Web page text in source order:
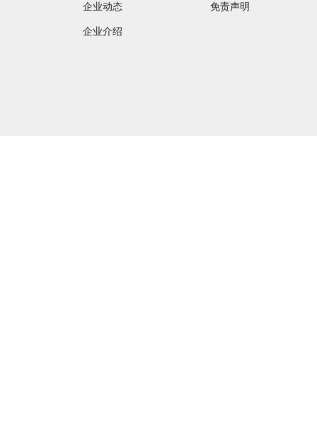
企业动态
企业介绍
免责声明